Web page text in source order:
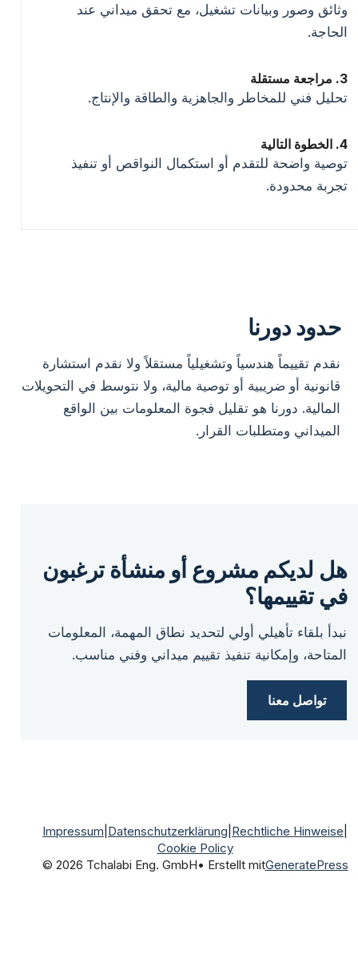
وثائق وصور وبيانات تشغيل، مع تحقق ميداني عند
الحاجة.
3. مراجعة مستقلة
تحليل فني للمخاطر والجاهزية والطاقة والإنتاج.
4. الخطوة التالية
توصية واضحة للتقدم أو استكمال النواقص أو تنفيذ
تجربة محدودة.
حدود دورنا
نقدم تقييماً هندسياً وتشغيلياً مستقلاً ولا نقدم استشارة
قانونية أو ضريبية أو توصية مالية، ولا نتوسط في التحويلات
المالية. دورنا هو تقليل فجوة المعلومات بين الواقع
الميداني ومتطلبات القرار.
هل لديكم مشروع أو منشأة ترغبون
في تقييمها؟
نبدأ بلقاء تأهيلي أولي لتحديد نطاق المهمة، المعلومات
المتاحة، وإمكانية تنفيذ تقييم ميداني وفني مناسب.
تواصل معنا
Impressum Datenschutzerklärung Rechtliche Hinweise
Cookie Policy
© 2026 Tchalabi Eng. GmbH• Erstellt mitGeneratePress